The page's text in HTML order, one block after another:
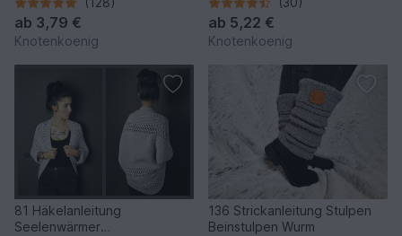
ab 3,79 €
Knotenkoenig
ab 5,22 €
Knotenkoenig
81 Häkelanleitung
Seelenwärmer
136 Strickanleitung Stulpen
Beinstulpen Wurm